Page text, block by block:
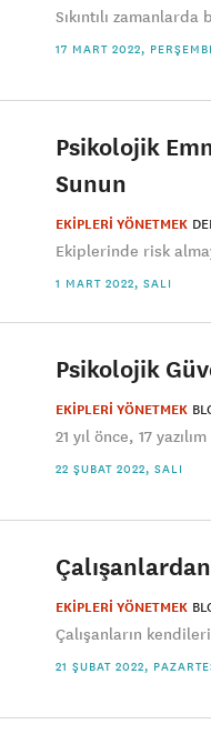
Sıkıntılı
17 MART 2022,
Psikolojik
Sunun
EKİPLERİ YÖNETMEK
Ekiplerinde risk
1 MART 2022, SALI
Psikolojik
EKİPLERİ YÖNETMEK
21 yıl önce, 17
22 ŞUBAT 2022, SALI
EKİPLERİ YÖNETMEK
Çalışanların
21 ŞUBAT 2022,